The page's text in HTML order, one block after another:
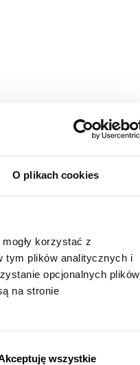
O plikach cookies
korzystać z
tym plików analitycznych i
opcjonalnych plików
na stronie
wszystkie